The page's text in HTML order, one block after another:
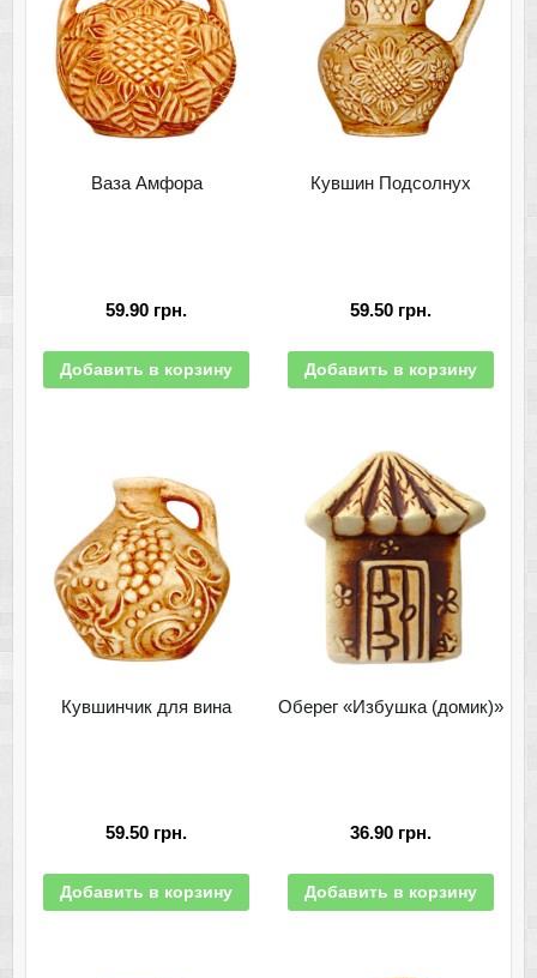
Ваза Амфора
59.90 грн.
Добавить в корзину
Кувшин Подсолнух
59.50 грн.
Добавить в корзину
Кувшинчик для вина
59.50 грн.
Добавить в корзину
Оберег «Избушка (домик)»
36.90 грн.
Добавить в корзину